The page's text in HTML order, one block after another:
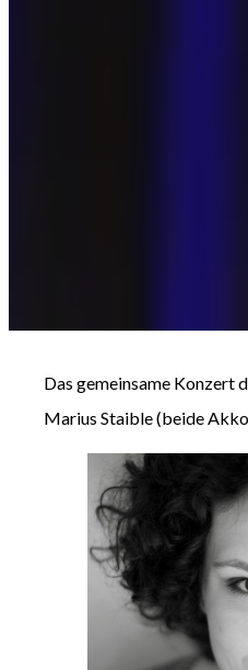
Das gemeinsame Konzert
Marius Staible (beide